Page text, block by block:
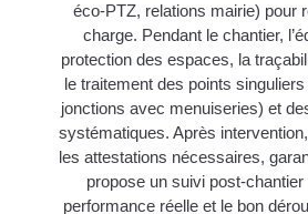
éco-PTZ, relations mairie) pour
charge. Pendant le chantier,
protection des espaces, la
le traitement des points
jonctions avec menuiseries) et
systématiques. Après
les attestations nécessaires,
propose un suivi post-
performance réelle et le bon